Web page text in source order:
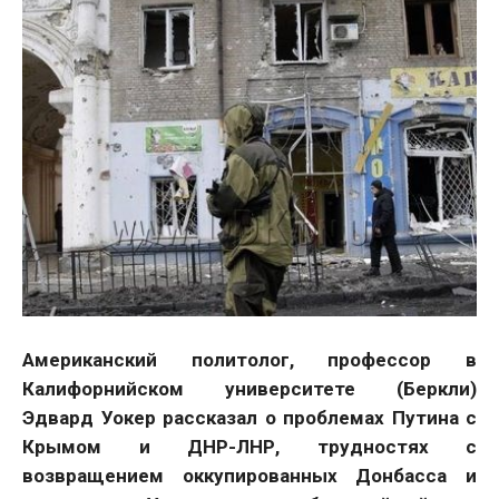
Американский политолог, профессор в
Калифорнийском университете (Беркли)
Эдвард Уокер рассказал о проблемах Путина с
Крымом и ДНР-ЛНР, трудностях с
возвращением оккупированных Донбасса и